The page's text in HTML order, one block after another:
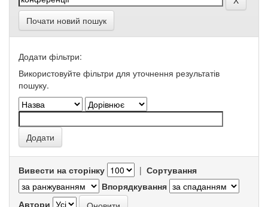
Почати новий пошук
Додати фільтри:
Використовуйте фільтри для уточнення результатів
пошуку.
Вивести на сторінку | Сортування
Впорядкування
Автори